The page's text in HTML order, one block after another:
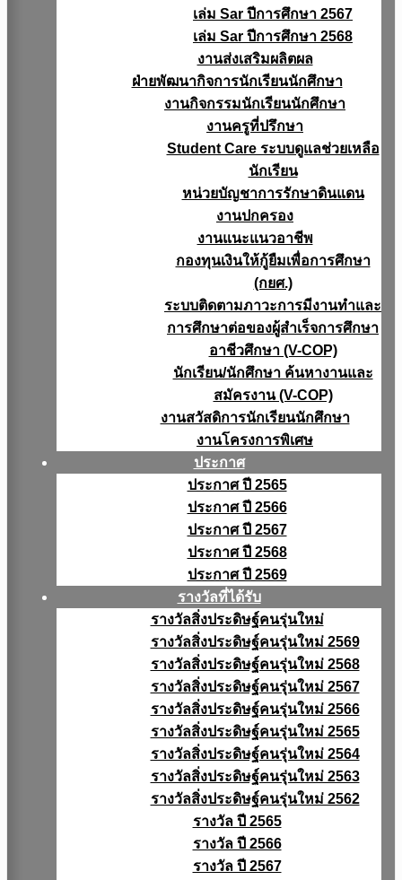
เล่ม Sar ปีการศึกษา 2567
เล่ม Sar ปีการศึกษา 2568
งานส่งเสริมผลิตผล
ฝ่ายพัฒนากิจการนักเรียนนักศึกษา
งานกิจกรรมนักเรียนนักศึกษา
งานครูที่ปรึกษา
Student Care ระบบดูแลช่วยเหลือ
นักเรียน
หน่วยบัญชาการรักษาดินแดน
งานปกครอง
งานแนะแนวอาชีพ
กองทุนเงินให้กู้ยืมเพื่อการศึกษา
(กยศ.)
ระบบติดตามภาวะการมีงานทำและ
การศึกษาต่อของผู้สำเร็จการศึกษา
อาชีวศึกษา (V-COP)
นักเรียน/นักศึกษา ค้นหางานและ
สมัครงาน (V-COP)
งานสวัสดิการนักเรียนนักศึกษา
งานโครงการพิเศษ
ประกาศ
ประกาศ ปี 2565
ประกาศ ปี 2566
ประกาศ ปี 2567
ประกาศ ปี 2568
ประกาศ ปี 2569
รางวัลที่ได้รับ
รางวัลสิ่งประดิษฐ์คนรุ่นใหม่
รางวัลสิ่งประดิษฐ์คนรุ่นใหม่ 2569
รางวัลสิ่งประดิษฐ์คนรุ่นใหม่ 2568
รางวัลสิ่งประดิษฐ์คนรุ่นใหม่ 2567
รางวัลสิ่งประดิษฐ์คนรุ่นใหม่ 2566
รางวัลสิ่งประดิษฐ์คนรุ่นใหม่ 2565
รางวัลสิ่งประดิษฐ์คนรุ่นใหม่ 2564
รางวัลสิ่งประดิษฐ์คนรุ่นใหม่ 2563
รางวัลสิ่งประดิษฐ์คนรุ่นใหม่ 2562
รางวัล ปี 2565
รางวัล ปี 2566
รางวัล ปี 2567